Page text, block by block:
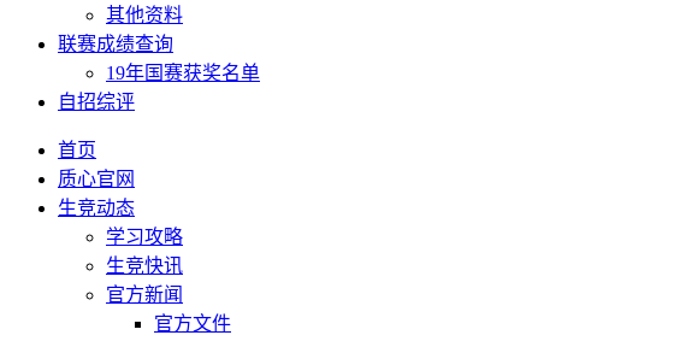
其他资料
联赛成绩查询
19年国赛获奖名单
自招综评
首页
质心官网
生竞动态
学习攻略
生竞快讯
官方新闻
官方文件